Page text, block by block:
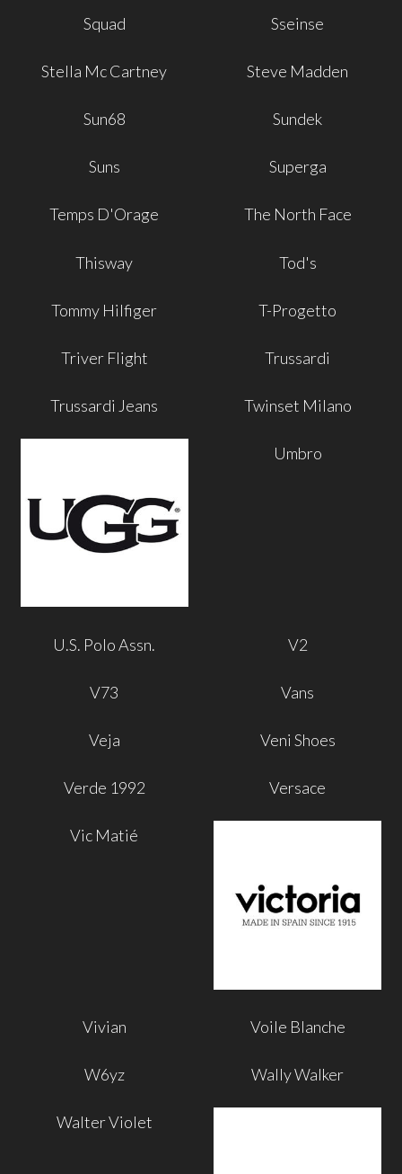
Squad Sseinse
Stella Mc Cartney Steve Madden
Sun68 Sundek
Suns Superga
Temps D'Orage The North Face
Thisway Tod's
Tommy Hilfiger T-Progetto
Triver Flight Trussardi
Trussardi Jeans Twinset Milano
Umbro
U.S. Polo Assn. V2
V73 Vans
Veja Veni Shoes
Verde 1992 Versace
Vic Matié
Vivian Voile Blanche
W6yz Wally Walker
Walter Violet